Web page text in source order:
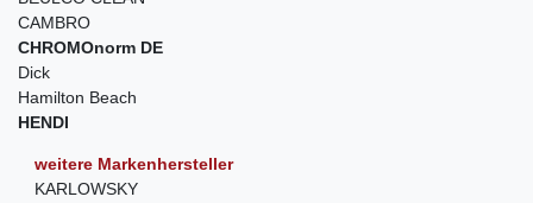
CAMBRO
CHROMOnorm DE
Dick
Hamilton Beach
HENDI
weitere Markenhersteller
KARLOWSKY